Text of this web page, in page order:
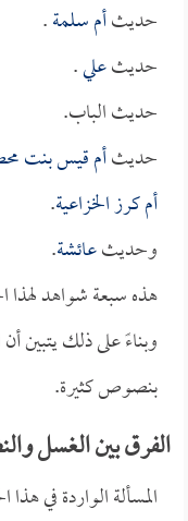
حديثأم سلمة.
حديثعلي.
حديث الباب.
حديثأم قيس بنت
أم كرز الخزاعية.
وحديثعائشة.
هذه سبعة شواهد
وبناءً على ذلك يتبين
بنصوص كثيرة.
الفرق بين الغسل
المسألة الواردة في